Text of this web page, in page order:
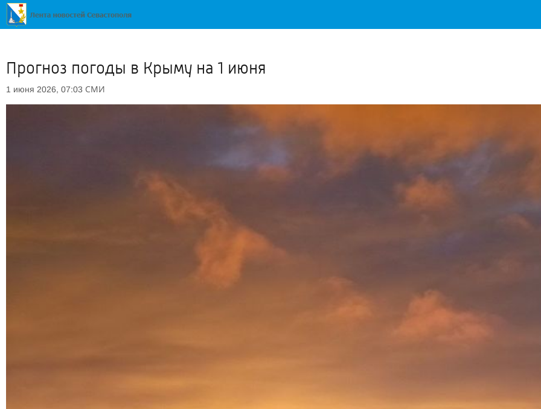
Прогноз погоды в Крыму на 1 июня
1 июня 2026, 07:03 СМИ